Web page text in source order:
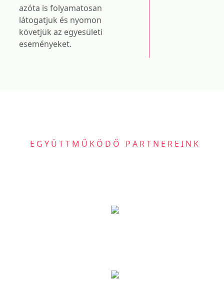
azóta is folyamatosan
látogatjuk és nyomon
követjük az egyesületi
eseményeket.
EGYÜTTMŰKÖDŐ PARTNEREINK